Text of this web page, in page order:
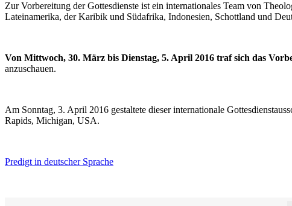
Zur Vorbereitung der Gottesdienste ist ein internationales Team von
Lateinamerika, der Karibik und Südafrika, Indonesien, Schottland und
Von Mittwoch, 30. März bis Dienstag, 5. April 2016 traf sich das
anzuschauen.
Am Sonntag, 3. April 2016 gestaltete dieser internationale
Rapids, Michigan, USA.
Predigt in deutscher Sprache